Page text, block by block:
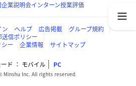
業説明会インターン授業評価
ン ヘルプ 広告掲載
グループ規約
送信ポリシー
ー
企業情報 サイトマップ
ド モバイル PC
Minshu Inc. All rights reserved.